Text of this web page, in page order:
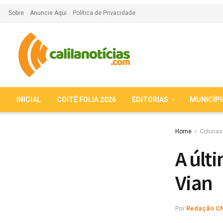
Sobre Anuncie Aqui Política de Privacidade
INICIAL COITÉ FOLIA 2026 EDITORIAS
Home Colunas
A
Vian
Por Redação